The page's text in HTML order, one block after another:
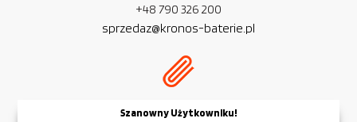
+48 790 326 200
sprzedaz@kronos-baterie.pl
NIP:PL 954 279 77 32
Szanowny Użytkowniku!